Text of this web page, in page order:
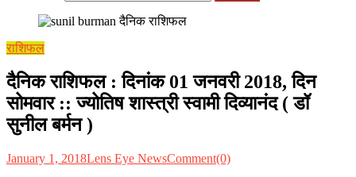
राशिफल
दैनिक राशिफल : दिनांक 01 जनवरी 2018, दिन
सोमवार :: ज्योतिष शास्त्री स्वामी दिव्यानंद ( डॉ
सुनील बर्मन )
January 1, 2018Lens Eye NewsComment(0)